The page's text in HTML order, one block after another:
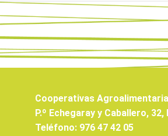
Cooperativas
P.º Echegaray y Caballero,
Teléfono: 976 47 42 05